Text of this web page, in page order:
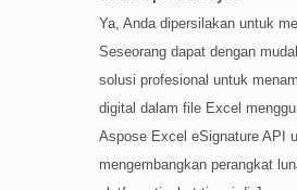
Ya, Anda dipersilakan untuk
Seseorang dapat dengan
solusi profesional untuk
digital dalam file Excel
Aspose Excel eSignature API
mengembangkan perangkat